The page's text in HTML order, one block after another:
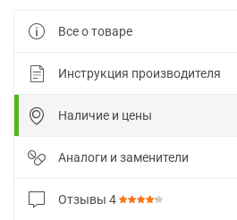
Все о товаре
Инструкция производителя
Наличие и цены
Аналоги и заменители
Отзывы 4